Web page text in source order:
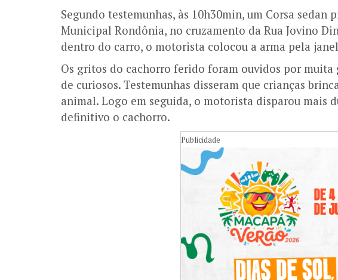
Segundo testemunhas, às 10h30min, um Corsa sedan
Municipal Rondônia, no cruzamento da Rua Jovino
dentro do carro, o motorista colocou a arma pela
Os gritos do cachorro ferido foram ouvidos por muita
de curiosos. Testemunhas disseram que crianças
animal. Logo em seguida, o motorista disparou mais
definitivo o cachorro.
Publicidade